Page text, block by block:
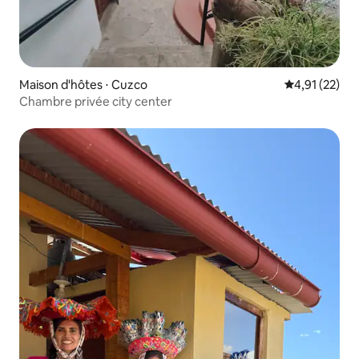
Maison d'hôtes ⋅ Cuzco Évaluation
4,91 (22)
Chambre privée city center